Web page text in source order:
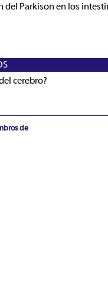
del Parkison en los
cerebro?
de